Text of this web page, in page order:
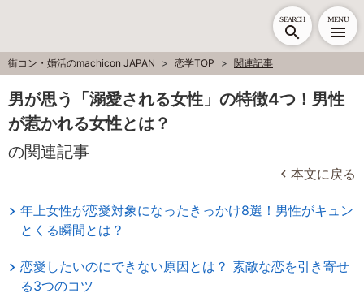
SEARCH MENU
街コン・婚活のmachicon JAPAN 恋学TOP 関連記事
男が思う「溺愛される女性」の特徴4つ！男性
が惹かれる女性とは？
の関連記事
本文に戻る
年上女性が恋愛対象になったきっかけ8選！男性がキュン
とくる瞬間とは？
恋愛したいのにできない原因とは？ 素敵な恋を引き寄せ
る3つのコツ